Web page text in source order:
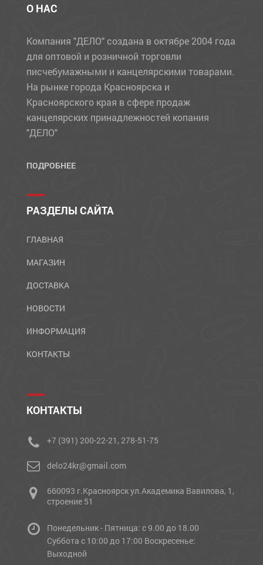
О НАС
Компания "ДЕЛО" создана в октябре 2004 года
для оптовой и розничной торговли
писчебумажными и канцелярскими товарами.
На рынке города Красноярска и
Красноярского края в сфере продаж
канцелярских принадлежностей копания
"ДЕЛО"
ПОДРОБНЕЕ
РАЗДЕЛЫ САЙТА
ГЛАВНАЯ
МАГАЗИН
ДОСТАВКА
НОВОСТИ
ИНФОРМАЦИЯ
КОНТАКТЫ
КОНТАКТЫ
+7 (391) 200-22-21, 278-51-75
delo24kr@gmail.com
660093 г.Красноярск ул.Академика Вавилова, 1,
строение 51
Понедельник - Пятница: с 9.00 до 18.00
Cуббота с 10:00 до 17:00 Воскресенье:
Выходной